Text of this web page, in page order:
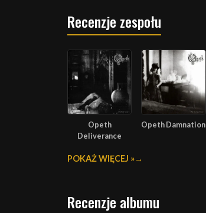
Recenzje zespołu
Opeth
Deliverance
Opeth Damnation
POKAŻ WIĘCEJ »
Recenzje albumu